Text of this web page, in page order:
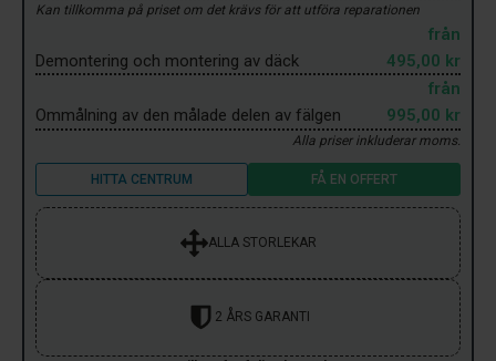
Kan tillkomma på priset om det krävs för att utföra reparationen
Demontering och montering av däck
från
495,00 kr
Ommålning av den målade delen av fälgen
från
995,00 kr
Alla priser inkluderar moms.
HITTA CENTRUM FÅ EN OFFERT
ALLA STORLEKAR
2 ÅRS GARANTI